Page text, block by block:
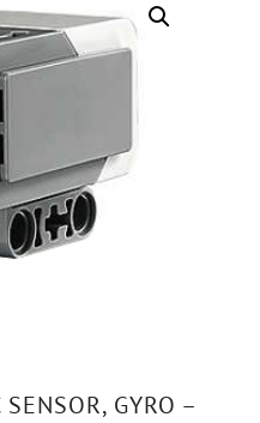
GYRO –